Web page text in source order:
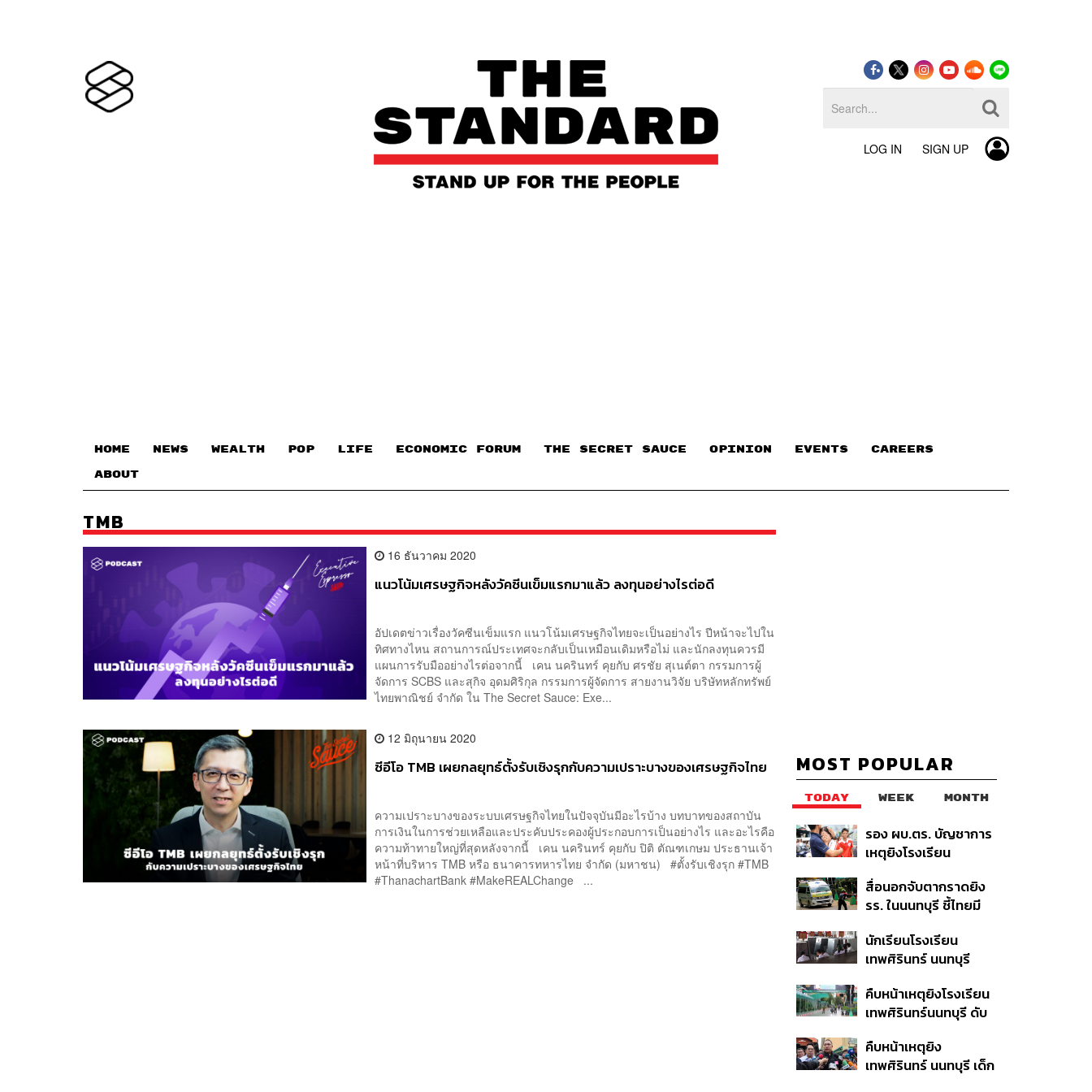
LOG IN SIGN UP
HOME NEWS WEALTH POP LIFE ECONOMIC FORUM THE SECRET SAUCE​ OPINION EVENTS CAREERS
ABOUT
TMB
16 ธันวาคม 2020
แนวโน้มเศรษฐกิจหลังวัคซีนเข็มแรกมาแล้ว ลงทุนอย่างไรต่อดี
อัปเดตข่าวเรื่องวัคซีนเข็มแรก แนวโน้มเศรษฐกิจไทยจะเป็นอย่างไร ปีหน้าจะไปใน
ทิศทางไหน สถานการณ์ประเทศจะกลับเป็นเหมือนเดิมหรือไม่ และนักลงทุนควรมี
แผนการรับมืออย่างไรต่อจากนี้ เคน นครินทร์ คุยกับ ศรชัย สุเนต์ตา กรรมการผู้
จัดการ SCBS และสุกิจ อุดมศิริกุล กรรมการผู้จัดการ สายงานวิจัย บริษัทหลักทรัพย์
ไทยพาณิชย์ จำกัด ใน The Secret Sauce: Exe...
12 มิถุนายน 2020
ซีอีโอ TMB เผยกลยุทธ์ตั้งรับเชิงรุกกับความเปราะบางของเศรษฐกิจไทย
ความเปราะบางของระบบเศรษฐกิจไทยในปัจจุบันมีอะไรบ้าง บทบาทของสถาบัน
การเงินในการช่วยเหลือและประคับประคองผู้ประกอบการเป็นอย่างไร และอะไรคือ
ความท้าทายใหญ่ที่สุดหลังจากนี้ เคน นครินทร์ คุยกับ ปิติ ตัณฑเกษม ประธานเจ้า
หน้าที่บริหาร TMB หรือ ธนาคารทหารไทย จำกัด (มหาชน) #ตั้งรับเชิงรุก #TMB
#ThanachartBank #MakeREALChange ...
MOST POPULAR
TODAY WEEK MONTH
รอง ผบ.ตร. บัญชาการ
เหตุยิงโรงเรียน
ค้นหา 2 รอบยืนยันไร้คน
ติดค้าง พบศพปู่-ย่าที่
สื่อนอกจับตากราดยิง
รร. ในนนทบุรี ชี้ไทยมี
ในระดับต้นของภูมิภาค
นักเรียนโรงเรียน
เทพศิรินทร์ นนทบุรี
ปลอดภัยชั่วคราว หลัง
เหตุใช้อาวุธปืนภายใน
คืบหน้าเหตุยิงโรงเรียน
เทพศิรินทร์นนทบุรี ดับ
สอบปมขโมยปืนปู่ก่อ
เหตุ
คืบหน้าเหตุยิง
เทพศิรินทร์ นนทบุรี เด็ก